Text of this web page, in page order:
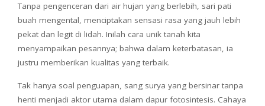
Tanpa pengenceran dari air hujan yang berlebih, sari pati
buah mengental, menciptakan sensasi rasa yang jauh lebih
pekat dan legit di lidah. Inilah cara unik tanah kita
menyampaikan pesannya; bahwa dalam keterbatasan, ia
justru memberikan kualitas yang terbaik.
Tak hanya soal penguapan, sang surya yang bersinar tanpa
henti menjadi aktor utama dalam dapur fotosintesis. Cahaya